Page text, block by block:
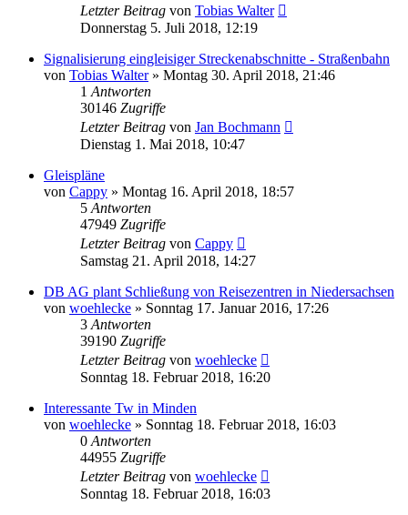
Letzter Beitrag von Tobias Walter
Donnerstag 5. Juli 2018, 12:19
Signalisierung eingleisiger Streckenabschnitte - Straßenbahn
von Tobias Walter» Montag 30. April 2018, 21:46
1 Antworten
30146 Zugriffe
Letzter Beitrag von Jan Bochmann
Dienstag 1. Mai 2018, 10:47
Gleispläne
von Cappy » Montag 16. April 2018, 18:57
5 Antworten
47949 Zugriffe
Letzter Beitrag von Cappy
Samstag 21. April 2018, 14:27
DB AG plant Schließung von Reisezentren in Niedersachsen
von woehlecke » Sonntag 17. Januar 2016, 17:26
3 Antworten
39190 Zugriffe
Letzter Beitrag von woehlecke
Sonntag 18. Februar 2018, 16:20
Interessante Tw in Minden
von woehlecke » Sonntag 18. Februar 2018, 16:03
0 Antworten
44955 Zugriffe
Letzter Beitrag von woehlecke
Sonntag 18. Februar 2018, 16:03